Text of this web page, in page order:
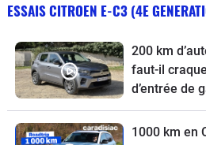
ESSAIS CITROEN E-C3 (4E
200 km
faut-il
d’entrée de
1000 km en